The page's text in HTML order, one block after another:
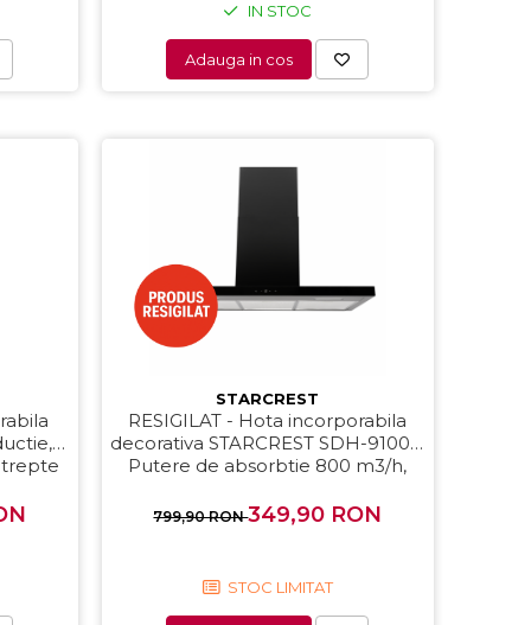
IN STOC
Adauga in cos
trepte
STARCREST
RESIGILAT - Hota incorporabila
decorativa STARCREST SDH-9100X,
Putere de absorbtie 800 m3/h,
B, 90cm, Negru + Sticla neagra
799,90 RON349,90 RON
STOC LIMITAT